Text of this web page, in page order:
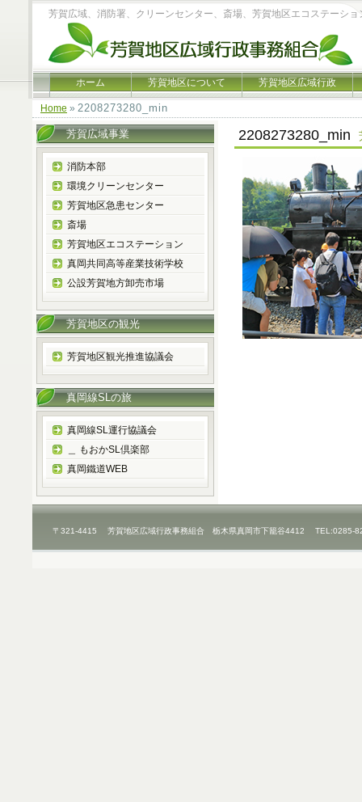
芳賀広域、消防署、クリーンセンター、斎場、芳賀地区エコステーショ
ホーム 芳賀地区について 芳賀地区広域行政
Home » 2208273280_min
2208273280_min
芳賀広域事業
消防本部
環境クリーンセンター
芳賀地区急患センター
斎場
芳賀地区エコステーション
真岡共同高等産業技術学校
公設芳賀地方卸売市場
芳賀地区の観光
芳賀地区観光推進協議会
真岡線SLの旅
真岡線SL運行協議会
＿ もおかSL倶楽部
真岡鐵道WEB
〒321-4415 芳賀地区広域行政事務組合 栃木県真岡市下籠谷4412